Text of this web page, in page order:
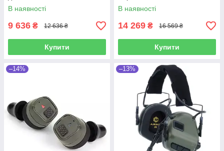
В наявності
9 636 ₴ 12 636 ₴
Купити
В наявності
14 269 ₴ 16 569 ₴
Купити
–14% –13%